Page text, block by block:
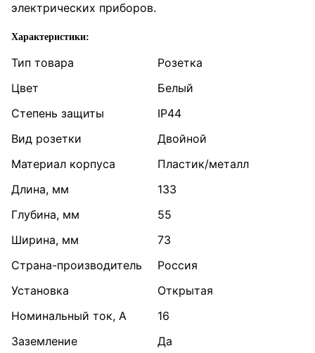
электрических приборов.
Характеристики:
Тип товара
Розетка
Цвет
Белый
Степень защиты
IP44
Вид розетки
Двойной
Материал корпуса
Пластик/металл
Длина, мм
133
Глубина, мм
55
Ширина, мм
73
Страна-производитель
Россия
Установка
Открытая
Номинальный ток, А
16
Заземление
Да